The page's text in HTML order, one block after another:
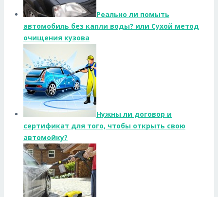
Реально ли помыть
автомобиль без капли воды? или Сухой метод
очищения кузова
Нужны ли договор и
сертификат для того, чтобы открыть свою
автомойку?